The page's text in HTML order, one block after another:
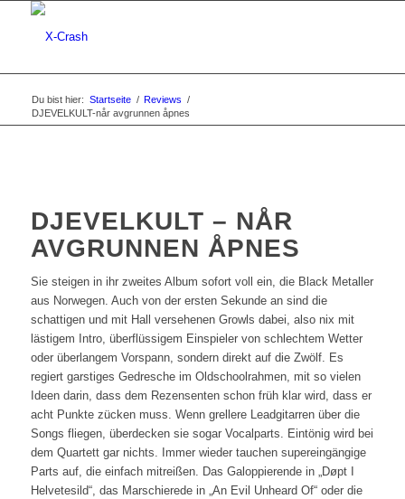
Du bist hier: Startseite / Reviews /
DJEVELKULT-når avgrunnen åpnes
DJEVELKULT – NÅR
AVGRUNNEN ÅPNES
Sie steigen in ihr zweites Album sofort voll ein, die Black Metaller
aus Norwegen. Auch von der ersten Sekunde an sind die
schattigen und mit Hall versehenen Growls dabei, also nix mit
lästigem Intro, überflüssigem Einspieler von schlechtem Wetter
oder überlangem Vorspann, sondern direkt auf die Zwölf. Es
regiert garstiges Gedresche im Oldschoolrahmen, mit so vielen
Ideen darin, dass dem Rezensenten schon früh klar wird, dass er
acht Punkte zücken muss. Wenn grellere Leadgitarren über die
Songs fliegen, überdecken sie sogar Vocalparts. Eintönig wird bei
dem Quartett gar nichts. Immer wieder tauchen supereingängige
Parts auf, die einfach mitreißen. Das Galoppierende in „Døpt I
Helvetesild“, das Marschierede in „An Evil Unheard Of“ oder die